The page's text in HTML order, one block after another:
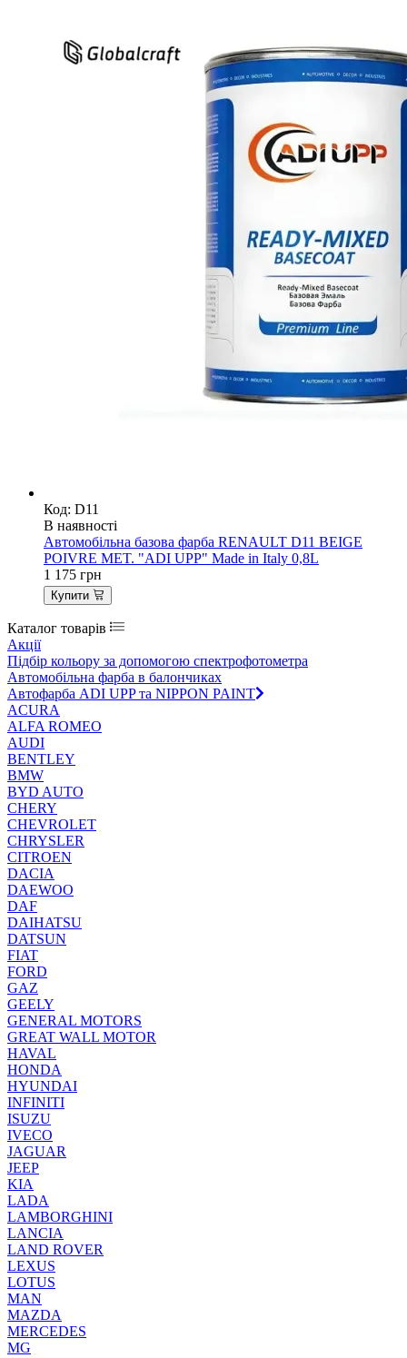
Код: D11
В наявності
Автомобільна базова фарба RENAULT D11 BEIGE
POIVRE MET. "ADI UPP" Made in Italy 0,8L
1 175 грн
Купити
Каталог товарів
Акції
Підбір кольору за допомогою спектрофотометра
Автомобільна фарба в балончиках
Автофарба ADI UPP та NIPPON PAINT
ACURA
ALFA ROMEO
AUDI
BENTLEY
BMW
BYD AUTO
CHERY
CHEVROLET
CHRYSLER
CITROEN
DACIA
DAEWOO
DAF
DAIHATSU
DATSUN
FIAT
FORD
GAZ
GEELY
GENERAL MOTORS
GREAT WALL MOTOR
HAVAL
HONDA
HYUNDAI
INFINITI
ISUZU
IVECO
JAGUAR
JEEP
KIA
LADA
LAMBORGHINI
LANCIA
LAND ROVER
LEXUS
LOTUS
MAN
MAZDA
MERCEDES
MG